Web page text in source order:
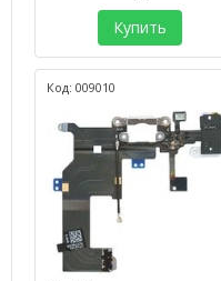
Купить
Код: 009010